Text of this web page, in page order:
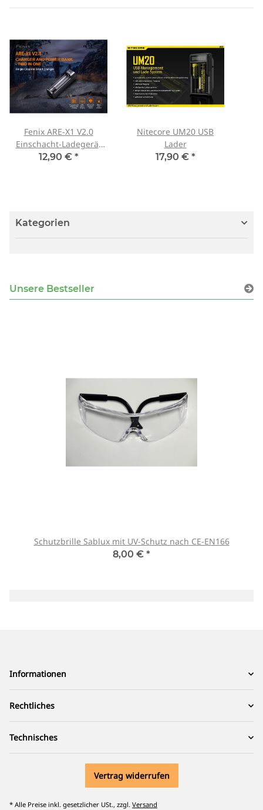
Fenix ARE-X1 V2.0
Einschacht-Ladegerät
für 18650 und 26650
12,90 € *
Nitecore UM20 USB
Lader
17,90 € *
Kategorien
Unsere Bestseller
Schutzbrille Sablux mit UV-Schutz nach CE-EN166
8,00 € *
Informationen
Rechtliches
Technisches
Vertrag widerrufen
* Alle Preise inkl. gesetzlicher USt., zzgl. Versand